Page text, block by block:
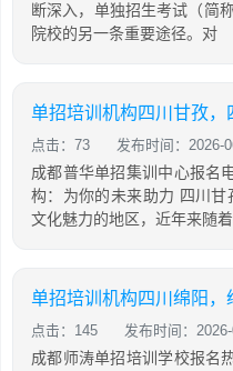
断深入，单独招生考试（简
院校的另一条重要途径。对
单招培训机构四川甘孜，
点击：73 发布时间：2026-
成都普华单招集训中心报名
构：为你的未来助力 四川
文化魅力的地区，近年来随
单招培训机构四川绵阳，
点击：145 发布时间：
成都师涛单招培训学校报名